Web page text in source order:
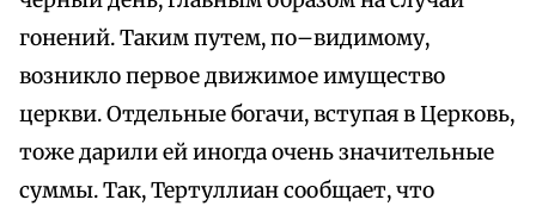
гонений. Таким путем, по–видимому,
возникло первое движимое имущество
церкви. Отдельные богачи, вступая в Церковь,
тоже дарили ей иногда очень значительные
суммы. Так, Тертуллиан сообщает, что